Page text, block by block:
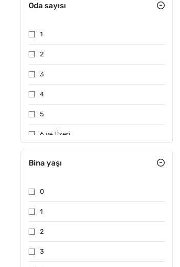
Oda sayısı
1
2
3
4
5
6 ve Üzeri
Bina yaşı
0
1
2
3